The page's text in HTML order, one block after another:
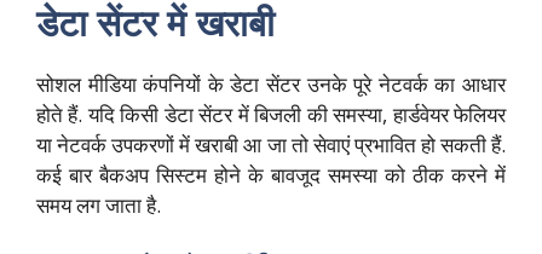
डेटा सेंटर में खराबी
सोशल मीडिया कंपनियों के डेटा सेंटर उनके पूरे नेटवर्क का आधार
होते हैं. यदि किसी डेटा सेंटर में बिजली की समस्या, हार्डवेयर फेलियर
या नेटवर्क उपकरणों में खराबी आ जा तो सेवाएं प्रभावित हो सकती हैं.
कई बार बैकअप सिस्टम होने के बावजूद समस्या को ठीक करने में
समय लग जाता है.